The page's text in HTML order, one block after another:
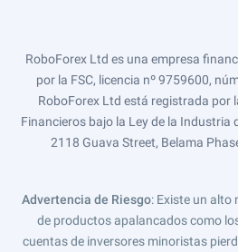
RoboForex Ltd es una empresa
por la FSC, licencia nº 9759600,
RoboForex Ltd está registrada por
Financieros bajo la Ley de la Industria
2118 Guava Street, Belama
Advertencia de Riesgo: Existe un alto
de productos apalancados como
cuentas de inversores minoristas